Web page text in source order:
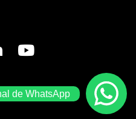
de WhatsApp